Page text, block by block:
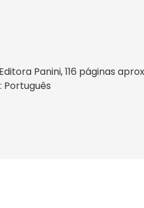
Panini, 116 páginas
Português